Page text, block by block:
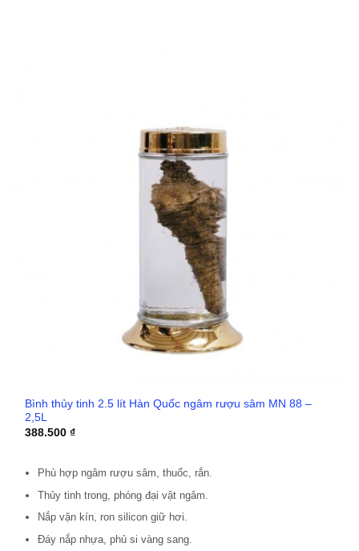
Bình thủy tinh 2.5 lít Hàn Quốc ngâm rượu sâm MN 88 –
2,5L
388.500₫
Phù hợp ngâm rượu sâm, thuốc, rắn.
Thủy tinh trong, phóng đại vật ngâm.
Nắp vặn kín, ron silicon giữ hơi.
Đáy nắp nhựa, phủ si vàng sang.